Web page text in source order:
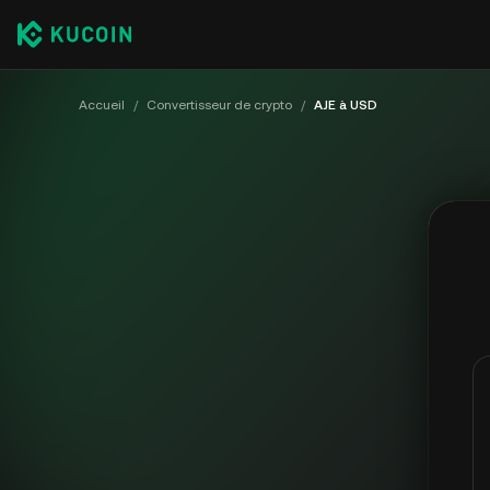
Accueil / Convertisseur de crypto / AJE à USD